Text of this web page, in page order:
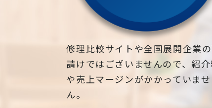
修理比較サイトや全国展開企業
請けではございませんので、紹
や売上マージンがかかっていませ
ん。